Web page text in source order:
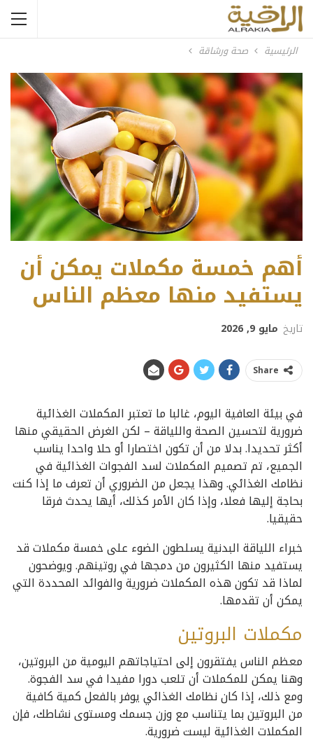
الرئيسية صحة ورشاقة
أهم خمسة مكملات يمكن أن
يستفيد منها معظم الناس
تاريخ مايو 9, 2026
Share
في بيئة العافية اليوم، غالبا ما تعتبر المكملات الغذائية
ضرورية لتحسين الصحة واللياقة – لكن الغرض الحقيقي منها
أكثر تحديدا. بدلا من أن تكون اختصارا أو حلا واحدا يناسب
الجميع، تم تصميم المكملات لسد الفجوات الغذائية في
نظامك الغذائي. وهذا يجعل من الضروري أن تعرف ما إذا كنت
بحاجة إليها فعلا، وإذا كان الأمر كذلك، أيها يحدث فرقا
حقيقيا.
خبراء اللياقة البدنية يسلطون الضوء على خمسة مكملات قد
يستفيد منها الكثيرون من دمجها في روتينهم. ويوضحون
لماذا قد تكون هذه المكملات ضرورية والفوائد المحددة التي
يمكن أن تقدمها.
مكملات البروتين
معظم الناس يفتقرون إلى احتياجاتهم اليومية من البروتين،
وهنا يمكن للمكملات أن تلعب دورا مفيدا في سد الفجوة.
ومع ذلك، إذا كان نظامك الغذائي يوفر بالفعل كمية كافية
من البروتين بما يتناسب مع وزن جسمك ومستوى نشاطك، فإن
المكملات الغذائية ليست ضرورية.